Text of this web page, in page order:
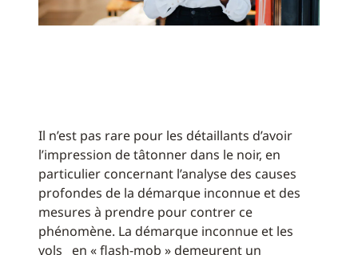
Il n’est pas rare pour les détaillants d’avoir
l’impression de tâtonner dans le noir, en
particulier concernant l’analyse des causes
profondes de la démarque inconnue et des
mesures à prendre pour contrer ce
phénomène. La démarque inconnue et les
vols en « flash-mob » demeurent un